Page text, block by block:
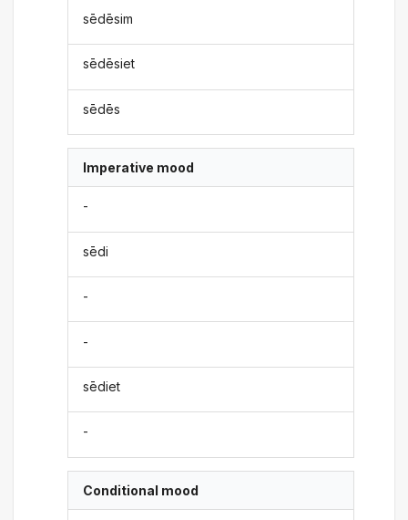
sēdēsim
sēdēsiet
sēdēs
Imperative mood
-
sēdi
-
-
sēdiet
-
Conditional mood